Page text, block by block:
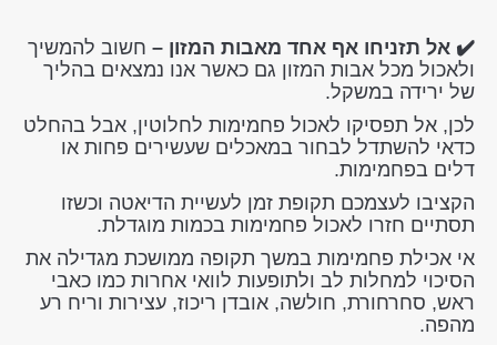
✔️ אל תזניחו אף אחד מאבות המזון – חשוב להמשיך
ולאכול מכל אבות המזון גם כאשר אנו נמצאים בהליך
של ירידה במשקל.
לכן, אל תפסיקו לאכול פחמימות לחלוטין, אבל בהחלט
כדאי להשתדל לבחור במאכלים שעשירים פחות או
דלים בפחמימות.
הקציבו לעצמכם תקופת זמן לעשיית הדיאטה וכשזו
תסתיים חזרו לאכול פחמימות בכמות מוגדלת.
אי אכילת פחמימות במשך תקופה ממושכת מגדילה את
הסיכוי למחלות לב ולתופעות לוואי אחרות כמו כאבי
ראש, סחרחורת, חולשה, אובדן ריכוז, עצירות וריח רע
מהפה.